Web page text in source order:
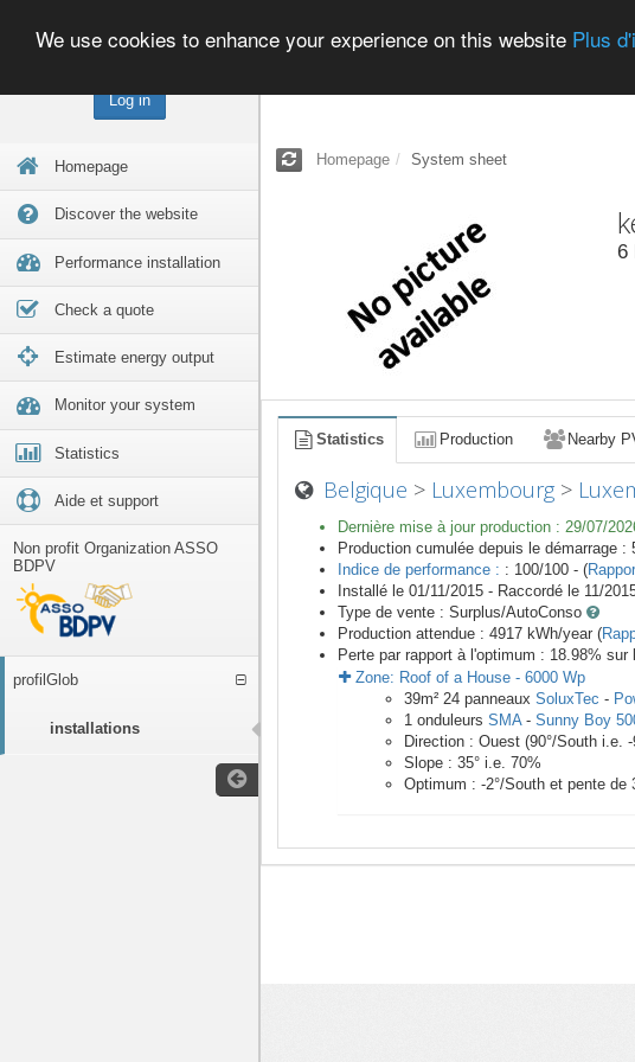
Log in
Homepage
Discover the website
Performance installation
Check a quote
Estimate energy output
Monitor your system
Statistics
Aide et support
Non profit Organization ASSO
BDPV
profilGlob
installations
We use cookies to enhance your experience on this website Plus
Homepage System sheet
6
Statistics Production Nearby
Belgique > Luxembourg >
Dernière mise à jour production : 29/07/
Production cumulée depuis le démarrage :
Indice de performance : : 100/100 - (
Installé le 01/11/2015 - Raccordé le 11/
Type de vente : Surplus/AutoConso
Production attendue : 4917 kWh/year (
Perte par rapport à l'optimum : 18.98% sur
Zone: Roof of a House - 6000 Wp
39m² 24 panneaux SoluxTec -
1 onduleurs SMA- Sunny Boy
Direction : Ouest (90°/South i.e.
Slope : 35° i.e. 70%
Optimum : -2°/South et pente de